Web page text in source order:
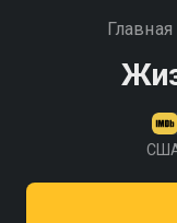
Главная